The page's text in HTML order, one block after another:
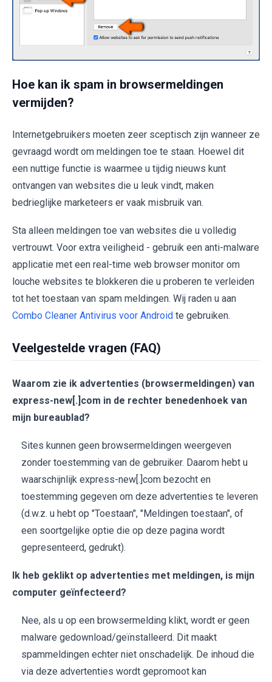
Hoe kan ik spam in browsermeldingen
vermijden?
Internetgebruikers moeten zeer sceptisch zijn wanneer ze
gevraagd wordt om meldingen toe te staan. Hoewel dit
een nuttige functie is waarmee u tijdig nieuws kunt
ontvangen van websites die u leuk vindt, maken
bedrieglijke marketeers er vaak misbruik van.
Sta alleen meldingen toe van websites die u volledig
vertrouwt. Voor extra veiligheid - gebruik een anti-malware
applicatie met een real-time web browser monitor om
louche websites te blokkeren die u proberen te verleiden
tot het toestaan van spam meldingen. Wij raden u aan
Combo Cleaner Antivirus voor Android te gebruiken.
Veelgestelde vragen (FAQ)
Waarom zie ik advertenties (browsermeldingen) van
express-new[.]com in de rechter benedenhoek van
mijn bureaublad?
Sites kunnen geen browsermeldingen weergeven
zonder toestemming van de gebruiker. Daarom hebt u
waarschijnlijk express-new[.]com bezocht en
toestemming gegeven om deze advertenties te leveren
(d.w.z. u hebt op "Toestaan", "Meldingen toestaan", of
een soortgelijke optie die op deze pagina wordt
gepresenteerd, gedrukt).
Ik heb geklikt op advertenties met meldingen, is mijn
computer geïnfecteerd?
Nee, als u op een browsermelding klikt, wordt er geen
malware gedownload/geïnstalleerd. Dit maakt
spammeldingen echter niet onschadelijk. De inhoud die
via deze advertenties wordt gepromoot kan